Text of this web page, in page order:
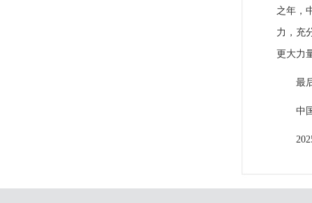
之年，
力，充
更大力
最
中